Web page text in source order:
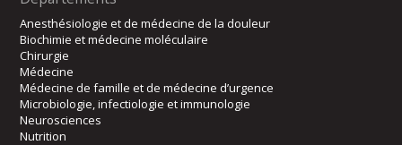
Anesthésiologie et de médecine de la douleur
Biochimie et médecine moléculaire
Chirurgie
Médecine
Médecine de famille et de médecine d’urgence
Microbiologie, infectiologie et immunologie
Neurosciences
Nutrition